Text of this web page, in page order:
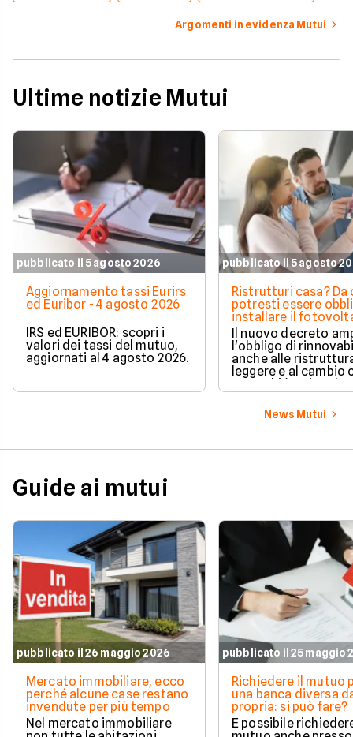
Argomenti in evidenza Mutui
Ultime notizie Mutui
pubblicato il 5 agosto 2026
Aggiornamento tassi Eurirs
ed Euribor - 4 agosto 2026
IRS ed EURIBOR: scopri i
valori dei tassi del mutuo,
aggiornati al 4 agosto 2026.
pubblicato il 5 agosto
Ristrutturi casa? Da
potresti essere
installare il
nuova norma che
milioni di italiani
Il nuovo decreto
l'obbligo di
anche alle
leggere e al cambio
ecco chi è
cambia in pratica.
News Mutui
Guide ai mutui
pubblicato il 26 maggio 2026
Mercato immobiliare, ecco
perché alcune case restano
invendute per più tempo
Nel mercato immobiliare
pubblicato il 25 maggio
Richiedere il mutuo
una banca diversa
propria: si può fare?
È possibile